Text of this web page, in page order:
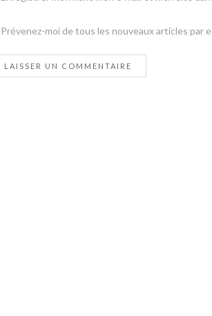
Prévenez-moi de tous les nouveaux articles par